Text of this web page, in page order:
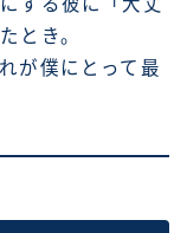
する彼に「大丈
とき。
が僕にとって最